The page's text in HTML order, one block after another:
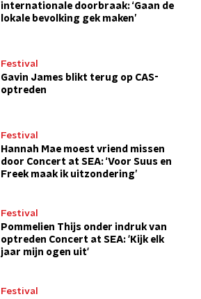
internationale doorbraak: ‘Gaan de
lokale bevolking gek maken’
Festival
Gavin James blikt terug op CAS-
optreden
Festival
Hannah Mae moest vriend missen
door Concert at SEA: ‘Voor Suus en
Freek maak ik uitzondering’
Festival
Pommelien Thijs onder indruk van
optreden Concert at SEA: 'Kijk elk
jaar mijn ogen uit'
Festival